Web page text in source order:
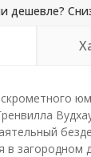
в загородном